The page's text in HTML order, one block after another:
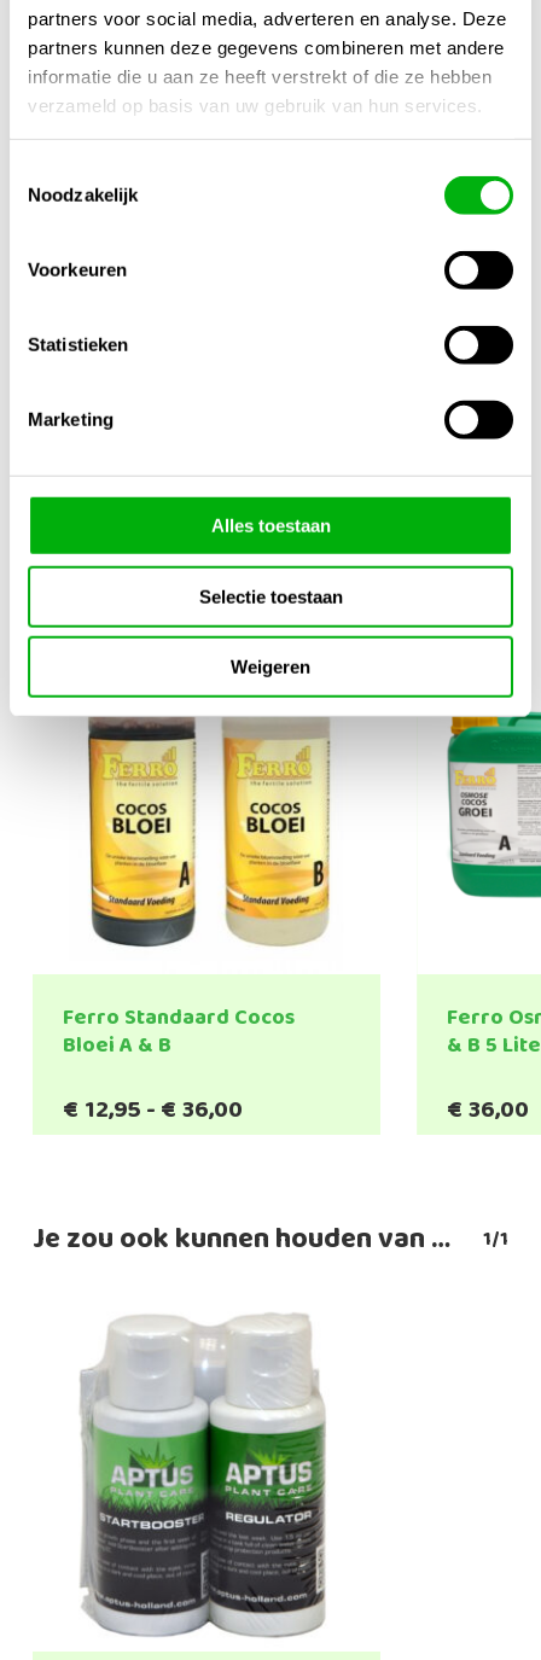
partners voor social media, adverteren en analyse. Deze
partners kunnen deze gegevens combineren met andere
informatie die u aan ze heeft verstrekt of die ze hebben
verzameld op basis van uw gebruik van hun services.
Noodzakelijk
Voorkeuren
Statistieken
Marketing
Alles toestaan
Selectie toestaan
Weigeren
Extra productinformatie
Gewicht
N/B
N/B
Hy-Pro
3 st.
Aarde,Hydro
Gerelateerde producten 1/4
Ferro Standaard Cocos
Bloei A & B
€ 12,95-€36,00Prijsklasse:
€12,95
Ferro
& B 5
€36,00
Je zou ook kunnen houden van … 1/1